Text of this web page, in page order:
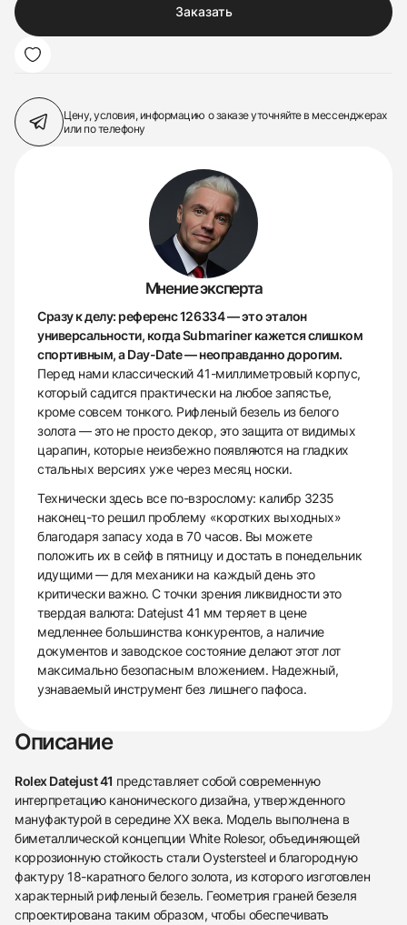
Заказать
Цену, условия, информацию о заказеуточняйте в мессенджерах
или по телефону
Мнение эксперта
Сразу к делу: референс 126334 — это эталон
универсальности, когда Submariner кажется слишком
спортивным, а Day-Date — неоправданно дорогим.
Перед нами классический 41-миллиметровый корпус,
который садится практически на любое запястье,
кроме совсем тонкого. Рифленый безель из белого
золота — это не просто декор, это защита от видимых
царапин, которые неизбежно появляются на гладких
стальных версиях уже через месяц носки.
Технически здесь все по-взрослому: калибр 3235
наконец-то решил проблему «коротких выходных»
благодаря запасу хода в 70 часов. Вы можете
положить их в сейф в пятницу и достать в понедельник
идущими — для механики на каждый день это
критически важно. С точки зрения ликвидности это
твердая валюта: Datejust 41 мм теряет в цене
медленнее большинства конкурентов, а наличие
документов и заводское состояние делают этот лот
максимально безопасным вложением. Надежный,
узнаваемый инструмент без лишнего пафоса.
Описание
Rolex Datejust 41 представляет собой современную
интерпретацию канонического дизайна, утвержденного
мануфактурой в середине XX века. Модель выполнена в
биметаллической концепции White Rolesor, объединяющей
коррозионную стойкость стали Oystersteel и благородную
фактуру 18-каратного белого золота, из которого изготовлен
характерный рифленый безель. Геометрия граней безеля
спроектирована таким образом, чтобы обеспечивать